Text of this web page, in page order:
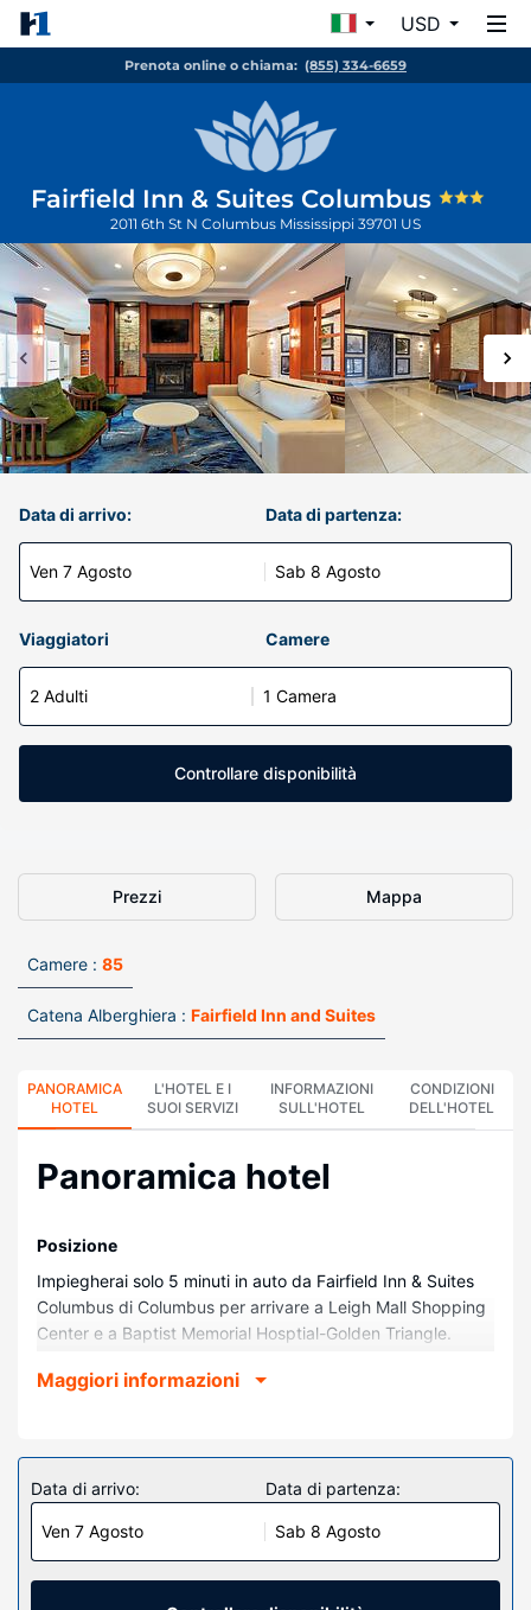
USD
Prenota online o chiama: (855) 334-6659
Fairfield Inn & Suites Columbus
2011 6th St N Columbus Mississippi 39701 US
Data di arrivo:
Ven 7 Agosto
Data di partenza:
Sab 8 Agosto
Viaggiatori Camere
2 Adulti 1 Camera
Controllare disponibilità
Prezzi Mappa
Camere : 85
Catena Alberghiera : Fairfield Inn and Suites
PANORAMICA
HOTEL
L'HOTEL E I
SUOI SERVIZI
INFORMAZIONI
SULL'HOTEL
CONDIZIONI
DELL'HOTEL
Panoramica hotel
Posizione
Impiegherai solo 5 minuti in auto da Fairfield Inn & Suites
Columbus di Columbus per arrivare a Leigh Mall Shopping
Center e a Baptist Memorial Hosptial-Golden Triangle.
Mississippi e 3,2 km da Tennessee Williams Welcome
Rilassati in una delle 85 camere della struttura, complete di
frigorifero e microonde. La connessione Internet inclusa,
wireless e via cavo, e la TV LCD con canali via cavo sono
l'ideale per concedersi un po' di svago. I bagni dispongono
di doccia e asciugacapelli. I comfort includono casseforti,
Maggiori informazioni
Data di arrivo:
Ven 7 Agosto
Data di partenza:
Sab 8 Agosto